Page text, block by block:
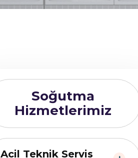
Soğutma
Hizmetlerimiz
Acil Teknik Servis